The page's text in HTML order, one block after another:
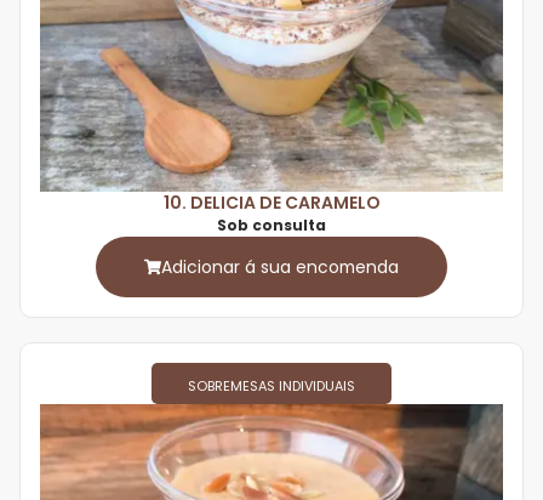
10. DELICIA DE CARAMELO
Sob consulta
Adicionar á sua encomenda
SOBREMESAS INDIVIDUAIS